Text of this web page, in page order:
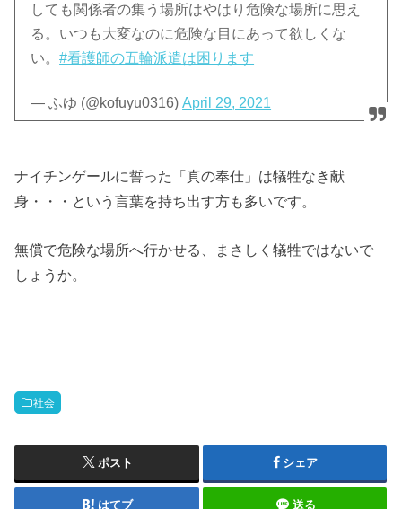
しても関係者の集う場所はやはり危険な場所に思え
る。いつも大変なのに危険な目にあって欲しくな
い。#看護師の五輪派遣は困ります
— ふゆ (@kofuyu0316)April 29, 2021
ナイチンゲールに誓った「真の奉仕」は犠牲なき献
身・・・という言葉を持ち出す方も多いです。
無償で危険な場所へ行かせる、まさしく犠牲ではないで
しょうか。
社会
ポスト シェア
はてブ 送る